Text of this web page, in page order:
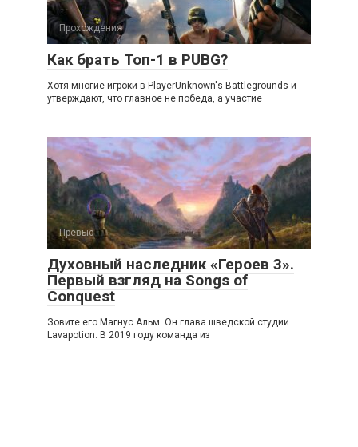
Прохождения
Как брать Топ-1 в PUBG?
Хотя многие игроки в PlayerUnknown's Battlegrounds и
утверждают, что главное не победа, а участие
Превью
Духовный наследник «Героев 3».
Первый взгляд на Songs of
Conquest
Зовите его Магнус Альм. Он глава шведской студии
Lavapotion. В 2019 году команда из